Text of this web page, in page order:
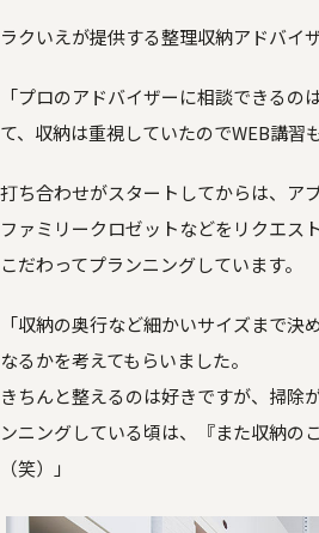
ラクいえが提供する整理収納アドバイ
「プロのアドバイザーに相談できる
て、収納は重視していたのでWEB講習
打ち合わせがスタートしてからは、ア
ファミリークロゼットなどをリクエス
こだわってプランニングしています。
「収納の奥行など細かいサイズまで
なるかを考えてもらいました。
きちんと整えるのは好きですが、掃除
ンニングしている頃は、『また収納の
（笑）」